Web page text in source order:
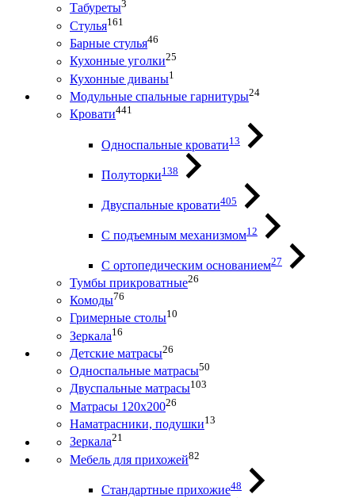
Табуреты3
Стулья161
Барные стулья46
Кухонные уголки25
Кухонные диваны1
Модульные спальные гарнитуры24
Кровати441
Односпальные кровати13
Полуторки138
Двуспальные кровати405
С подъемным механизмом12
С ортопедическим основанием27
Тумбы прикроватные26
Комоды76
Гримерные столы10
Зеркала16
Детские матрасы26
Односпальные матрасы50
Двуспальные матрасы103
Матрасы 120х20026
Наматрасники, подушки13
Зеркала21
Мебель для прихожей82
Стандартные прихожие48